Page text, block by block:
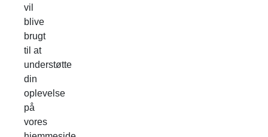
vil
blive
brugt
til at
understøtte
din
oplevelse
på
vores